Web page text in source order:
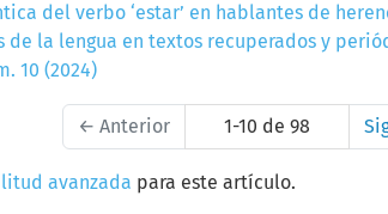
del verbo ‘estar’ en hablantes de
la lengua en textos recuperados y
10 (2024)
← Anterior 1-10 de 98
avanzada para este artículo.